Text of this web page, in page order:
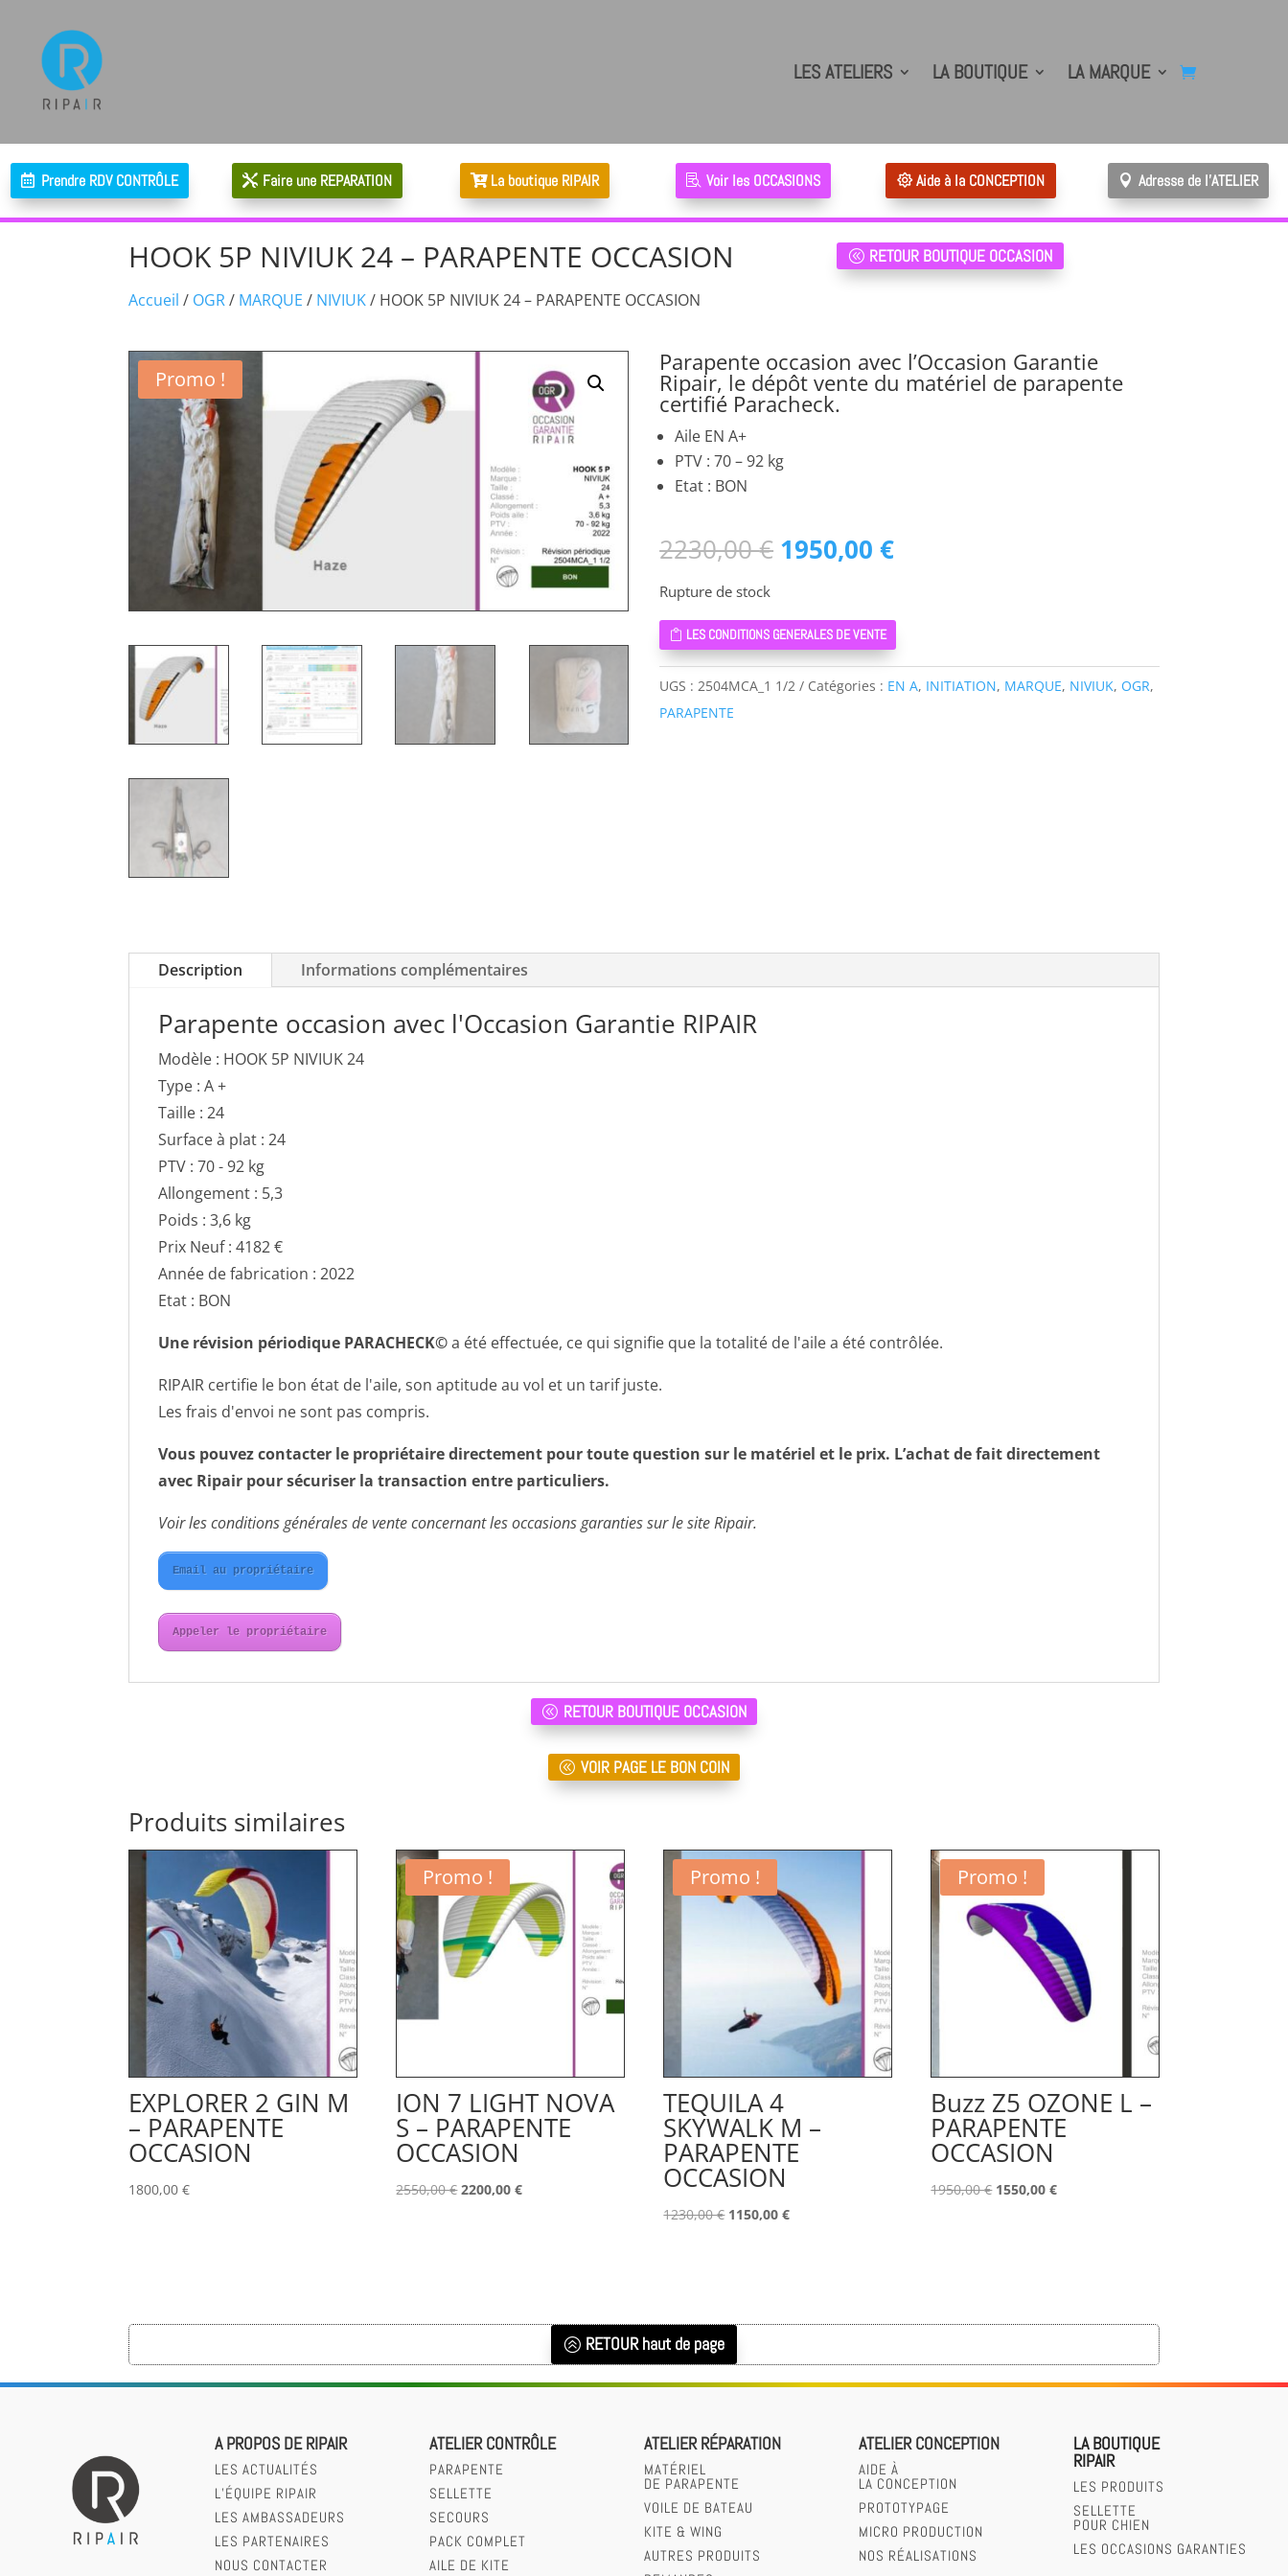
LES ATELIERS LA BOUTIQUE LA MARQUE
Prendre RDV CONTRÔLE Faire une REPARATION La boutique RIPAIR Voir les OCCASIONS Aide à la CONCEPTION Adresse de l'ATELIER
HOOK 5P NIVIUK 24 – PARAPENTE OCCASION
Accueil / OGR/ MARQUE / NIVIUK/ HOOK 5P NIVIUK 24 – PARAPENTE OCCASION
RETOUR BOUTIQUE OCCASION
Promo !
Parapente occasion avec l’Occasion Garantie
Ripair, le dépôt vente du matériel de parapente
certifié Paracheck.
Aile EN A+
PTV : 70 – 92 kg
Etat : BON
2230,00€ Le
était :
2230,00 €.
1950,00€Le
est :
1950,00 €.
Rupture de stock
LES CONDITIONS GENERALES DE VENTE
UGS : 2504MCA_1 1/2 Catégories : EN A, INITIATION, MARQUE, NIVIUK, OGR,
PARAPENTE
Description Informations complémentaires
Parapente occasion avec l'Occasion Garantie RIPAIR
Modèle : HOOK 5P NIVIUK 24
Type : A +
Taille : 24
Surface à plat : 24
PTV : 70 - 92 kg
Allongement : 5,3
Poids : 3,6 kg
Prix Neuf : 4182 €
Année de fabrication : 2022
Etat : BON
Une révision périodique PARACHECK©a été effectuée, ce qui signifie que la totalité de l'aile a été contrôlée.
RIPAIR certifie le bon état de l'aile, son aptitude au vol et un tarif juste.
Les frais d'envoi ne sont pas compris.
Vous pouvez contacter le propriétaire directement pour toute question sur le matériel et le prix. L’achat de fait directement
avec Ripair pour sécuriser la transaction entre particuliers.
Voir les conditions générales de vente concernant les occasions garanties sur le site Ripair.
Email au propriétaire
Appeler le propriétaire
RETOUR BOUTIQUE OCCASION
VOIR PAGE LE BON COIN
Produits similaires
EXPLORER 2 GIN M
– PARAPENTE
OCCASION
1800,00€
Promo !
ION 7 LIGHT NOVA
S – PARAPENTE
OCCASION
2550,00€Le
2200,00€Le
Promo !
TEQUILA 4
SKYWALK M –
PARAPENTE
OCCASION
1230,00€ Le
1150,00€Le
Promo !
Buzz Z5 OZONE L –
PARAPENTE
OCCASION
1950,00€ Le
1550,00€Le
RETOUR haut de page
A PROPOS DE RIPAIR
LES ACTUALITÉS
L’ÉQUIPE RIPAIR
LES AMBASSADEURS
LES PARTENAIRES
NOUS CONTACTER
ATELIER CONTRÔLE
PARAPENTE
SELLETTE
SECOURS
PACK COMPLET
AILE DE KITE
ATELIER RÉPARATION
MATÉRIEL
DE PARAPENTE
VOILE DE BATEAU
KITE & WING
AUTRES PRODUITS
ATELIER CONCEPTION
AIDE À
LA CONCEPTION
PROTOTYPAGE
MICRO PRODUCTION
NOS RÉALISATIONS
LA BOUTIQUE
RIPAIR
LES PRODUITS
SELLETTE
POUR CHIEN
LES OCCASIONS GARANTIES